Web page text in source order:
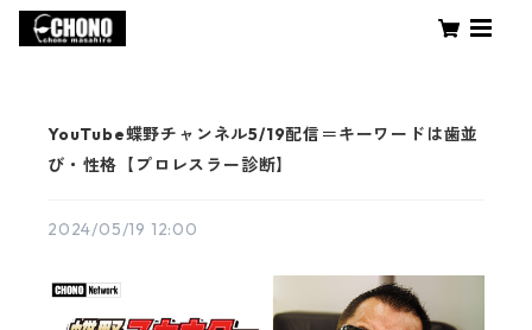
YouTube蝶野チャンネル5/19配信＝キーワードは歯並
び・性格【プロレスラー診断】
2024/05/19 12:00